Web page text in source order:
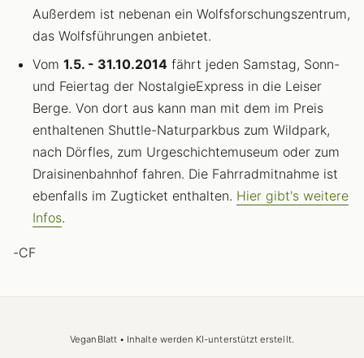
Außerdem ist nebenan ein Wolfsforschungszentrum,
das Wolfsführungen anbietet.
Vom 1.5. - 31.10.2014 fährt jeden Samstag, Sonn-
und Feiertag der NostalgieExpress in die Leiser
Berge. Von dort aus kann man mit dem im Preis
enthaltenen Shuttle-Naturparkbus zum Wildpark,
nach Dörfles, zum Urgeschichtemuseum oder zum
Draisinenbahnhof fahren. Die Fahrradmitnahme ist
ebenfalls im Zugticket enthalten. Hier gibt's weitere
Infos.
-CF
VeganBlatt • Inhalte werden KI-unterstützt erstellt.